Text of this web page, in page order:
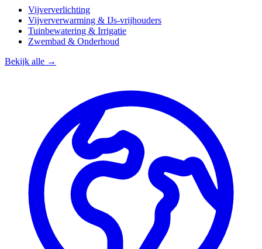
Vijververlichting
Vijververwarming & IJs-vrijhouders
Tuinbewatering & Irrigatie
Zwembad & Onderhoud
Bekijk alle →